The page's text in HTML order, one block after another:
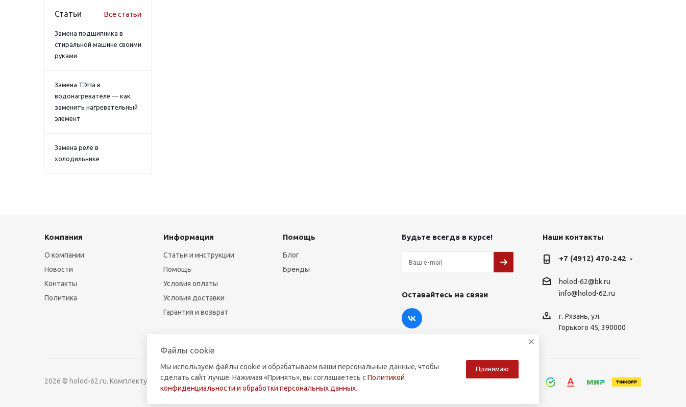
Статьи Все статьи
Замена подшипника в
стиральной машине своими
руками
Замена ТЭНа в
водонагревателе — как
заменить нагревательный
элемент
Замена реле в
холодильнике
Компания
О компании
Новости
Контакты
Политика
Информация
Статьи и инструкции
Помощь
Условия оплаты
Условия доставки
Гарантия и возврат
Помощь
Блог
Бренды
Будьте всегда в курсе!
Оставайтесь на связи
Наши контакты
+7 (4912) 470-242
holod-62@bk.ru
info@holod-62.ru
г. Рязань, ул.
Горького 45, 390000
2026 © holod-62.ru. Комплектующие для бытовой и коммерческой техники.
Файлы cookie
Мы используем файлы cookie и обрабатываем ваши персональные данные, чтобы
сделать сайт лучше. Нажимая «Принять», вы соглашаетесь с Политикой
конфиденциальности и обработки персональных данных.
Принимаю